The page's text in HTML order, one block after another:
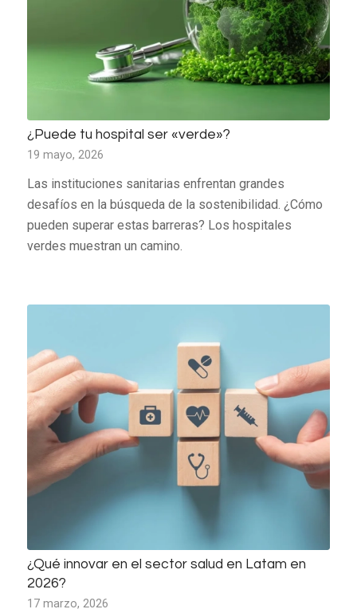
¿Puede tu hospital ser «verde»?
19 mayo, 2026
Las instituciones sanitarias enfrentan grandes
desafíos en la búsqueda de la sostenibilidad. ¿Cómo
pueden superar estas barreras? Los hospitales
verdes muestran un camino.
¿Qué innovar en el sector salud en Latam en
2026?
17 marzo, 2026